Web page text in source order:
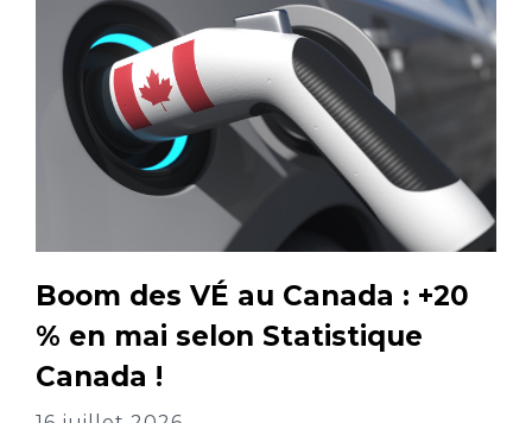
Boom des VÉ au Canada : +20
% en mai selon Statistique
Canada !